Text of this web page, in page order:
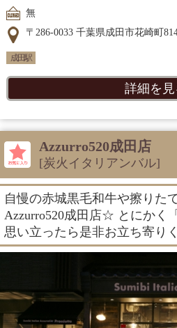
無
〒286-0033 千葉県成田市花崎町
成田駅
詳細を見
Azzurro520成田店
[炭火イタリアンバル]
自慢の赤城黒毛和牛や擦りた
Azzurro520成田店☆ とにかく
思い立ったら是非お立ち寄り